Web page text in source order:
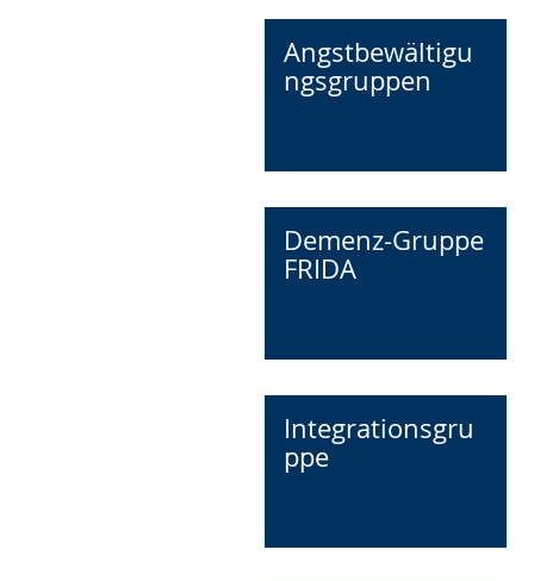
Angstbewältigu
ngsgruppen
Demenz-Gruppe
FRIDA
Integrationsgru
ppe